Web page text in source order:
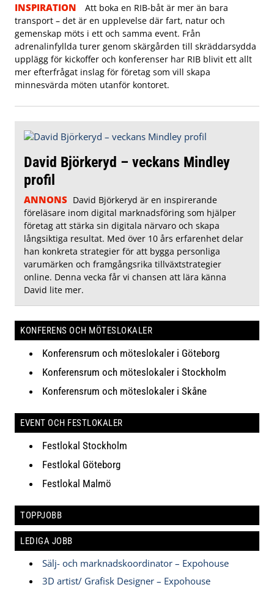
INSPIRATION
Att boka en RIB-båt är mer än bara
transport – det är en upplevelse där fart, natur och
gemenskap möts i ett och samma event. Från
adrenalinfyllda turer genom skärgården till skräddarsydda
upplägg för kickoffer och konferenser har RIB blivit ett allt
mer efterfrågat inslag för företag som vill skapa
minnesvärda möten utanför kontoret.
David Björkeryd – veckans Mindley
profil
ANNONS David Björkeryd är en inspirerande
föreläsare inom digital marknadsföring som hjälper
företag att stärka sin digitala närvaro och skapa
långsiktiga resultat. Med över 10 års erfarenhet delar
han konkreta strategier för att bygga personliga
varumärken och framgångsrika tillväxtstrategier
online. Denna vecka får vi chansen att lära känna
David lite mer.
KONFERENS OCH MÖTESLOKALER
Konferensrum och möteslokaler i Göteborg
Konferensrum och möteslokaler i Stockholm
Konferensrum och möteslokaler i Skåne
EVENT OCH FESTLOKALER
Festlokal Stockholm
Festlokal Göteborg
Festlokal Malmö
TOPPJOBB
LEDIGA JOBB
Sälj- och marknadskoordinator – Expohouse
3D artist/ Grafisk Designer – Expohouse